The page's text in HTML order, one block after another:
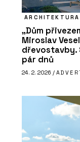
ARCHITEKTURA
„Dům
Miroslav
dřevostavby.
pár dnů
24. 2. 2026 /